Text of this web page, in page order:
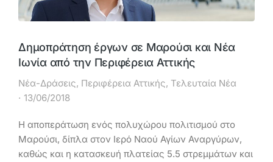
Δημοπράτηση έργων σε Μαρούσι και Νέα
Ιωνία από την Περιφέρεια Αττικής
Νέα-Δράσεις, Περιφέρεια Αττικής, Τελευταία Νέα
13/06/2018
Η αποπεράτωση ενός πολυχώρου πολιτισμού στο
Μαρούσι, δίπλα στον Ιερό Ναού Αγίων Αναργύρων,
καθώς και η κατασκευή πλατείας 5.5 στρεμμάτων και